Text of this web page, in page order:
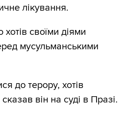
лікування.
своїми діями
мусульманськими
до терору, хотів
він на суді в Празі.